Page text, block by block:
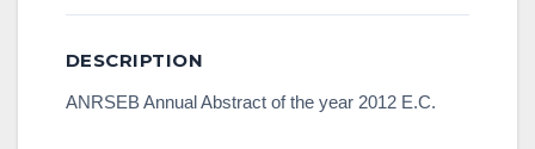
DESCRIPTION
ANRSEB Annual Abstract of the year 2012 E.C.